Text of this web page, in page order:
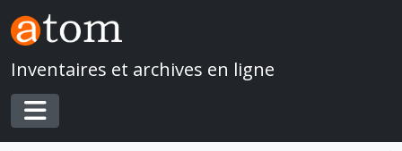
Skip to main content
Inventaires et archives en ligne
Toggle navigation